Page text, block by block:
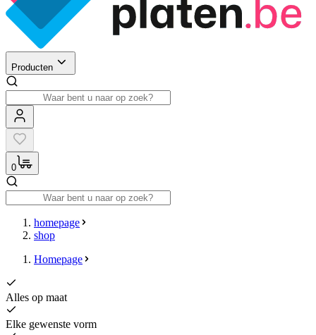
Producten
0
homepage
shop
Homepage
Alles op maat
Elke gewenste vorm